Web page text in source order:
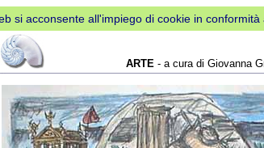
si acconsente all'impiego di cookie in conformità
ARTE - a cura di Giovanna